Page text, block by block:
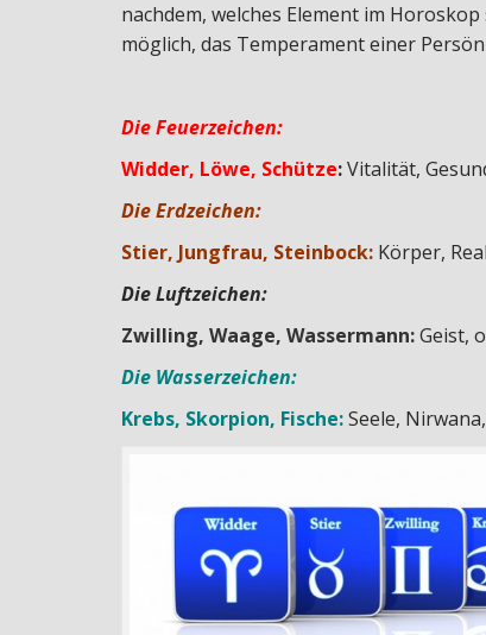
nachdem, welches Element im
möglich, das Temperament einer
Die Feuerzeichen:
Widder, Löwe, Schütze:Vitalität,
Die Erdzeichen:
Stier, Jungfrau, Steinbock: Körper,
Die Luftzeichen:
Zwilling, Waage, Wassermann:Geist,
Die Wasserzeichen:
Krebs, Skorpion, Fische:Seele,